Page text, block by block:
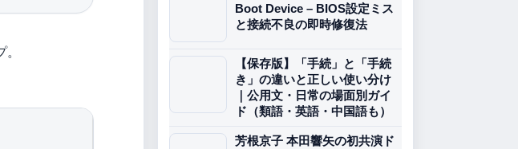
Boot Device – BIOS設定ミス
と接続不良の即時修復法
【保存版】「手続」と「手続
き」の違いと正しい使い分け
｜公用文・日常の場面別ガイ
ド（類語・英語・中国語も）
芳根京子 本田響矢の初共演ド